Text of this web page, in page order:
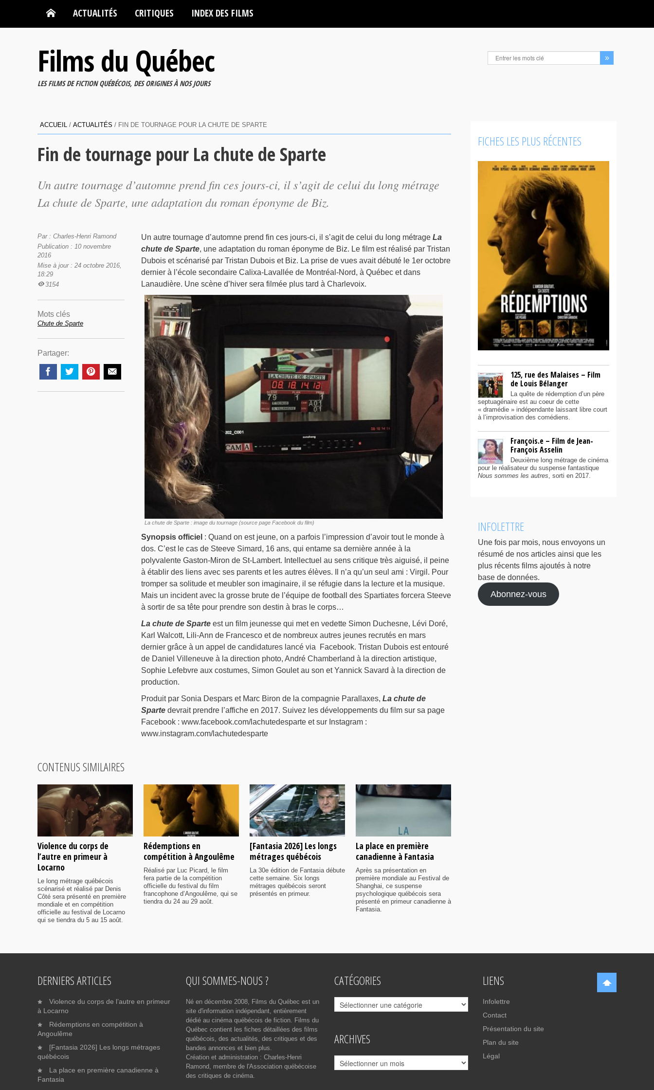
ACTUALITÉS CRITIQUES INDEX DES FILMS
Films du Québec
LES FILMS DE FICTION QUÉBÉCOIS, DES ORIGINES À NOS JOURS
ACCUEIL / ACTUALITÉS / FIN DE TOURNAGE POUR LA CHUTE DE SPARTE
Fin de tournage pour La chute de Sparte
Un autre tournage d’automne prend fin ces jours-ci, il s’agit de celui du long métrage
La chute de Sparte, une adaptation du roman éponyme de Biz.
Un autre tournage d’automne prend fin ces jours-ci, il s’agit de celui du long métrage La
chute de Sparte, une adaptation du roman éponyme de Biz. Le film est réalisé par Tristan
Dubois et scénarisé par Tristan Dubois et Biz. La prise de vues avait débuté le 1er octobre
dernier à l’école secondaire Calixa-Lavallée de Montréal-Nord, à Québec et dans
Lanaudière. Une scène d’hiver sera filmée plus tard à Charlevoix.
La chute de Sparte : image du tournage (source page Facebook du film)
Synopsis officiel : Quand on est jeune, on a parfois l’impression d’avoir tout le monde à
dos. C’est le cas de Steeve Simard, 16 ans, qui entame sa dernière année à la
polyvalente Gaston-Miron de St-Lambert. Intellectuel au sens critique très aiguisé, il peine
à établir des liens avec ses parents et les autres élèves. Il n’a qu’un seul ami : Virgil. Pour
tromper sa solitude et meubler son imaginaire, il se réfugie dans la lecture et la musique.
Mais un incident avec la grosse brute de l’équipe de football des Spartiates forcera Steeve
à sortir de sa tête pour prendre son destin à bras le corps…
La chute de Sparteest un film jeunesse qui met en vedette Simon Duchesne, Lévi Doré,
Karl Walcott, Lili-Ann de Francesco et de nombreux autres jeunes recrutés en mars
dernier grâce à un appel de candidatures lancé via Facebook. Tristan Dubois est entouré
de Daniel Villeneuve à la direction photo, André Chamberland à la direction artistique,
Sophie Lefebvre aux costumes, Simon Goulet au son et Yannick Savard à la direction de
production.
Produit par Sonia Despars et Marc Biron de la compagnie Parallaxes, La chute de
Spartedevrait prendre l’affiche en 2017. Suivez les développements du film sur sa page
Facebook : www.facebook.com/lachutedesparte et sur Instagram :
www.instagram.com/lachutedesparte
Par : Charles-Henri Ramond
Publication : 10 novembre
2016
Mise à jour : 24 octobre 2016,
18:29
3154
Mots clés
Chute de Sparte
Partager:
CONTENUS SIMILAIRES
Violence du corps de
l’autre en primeur à
Locarno
Le long métrage québécois
scénarisé et réalisé par Denis
Côté sera présenté en première
mondiale et en compétition
officielle au festival de Locarno
qui se tiendra du 5 au 15 août.
Rédemptions en
compétition à Angoulême
Réalisé par Luc Picard, le film
fera partie de la compétition
officielle du festival du film
francophone d’Angoulême, qui se
tiendra du 24 au 29 août.
[Fantasia 2026] Les longs
métrages québécois
La 30e édition de Fantasia débute
cette semaine. Six longs
métrages québécois seront
présentés en primeur.
La place en première
canadienne à Fantasia
Après sa présentation en
première mondiale au Festival de
Shanghai, ce suspense
psychologique québécois sera
présenté en primeur canadienne à
Fantasia.
FICHES LES PLUS RÉCENTES
125, rue des Malaises – Film
de Louis Bélanger
La quête de rédemption d’un père
septuagénaire est au coeur de cette
« dramédie » indépendante laissant libre court
à l’improvisation des comédiens.
François.e – Film de Jean-
François Asselin
Deuxième long métrage de cinéma
pour le réalisateur du suspense fantastique
Nous sommes les autres, sorti en 2017.
INFOLETTRE
Une fois par mois, nous envoyons un
résumé de nos articles ainsi que les
plus récents films ajoutés à notre
base de données.
Abonnez-vous
DERNIERS ARTICLES
Violence du corps de l’autre en primeur
à Locarno
Rédemptions en compétition à
Angoulême
[Fantasia 2026] Les longs métrages
québécois
La place en première canadienne à
Fantasia
QUI SOMMES-NOUS ?
Né en décembre 2008, Films du Québec est un
site d'information indépendant, entièrement
dédié au cinéma québécois de fiction. Films du
Québec contient les fiches détaillées des films
québécois, des actualités, des critiques et des
bandes annonces et bien plus.
Création et administration : Charles-Henri
Ramond, membre de l'Association québécoise
des critiques de cinéma.
CATÉGORIES
Catégories
ARCHIVES
Archives
LIENS
Infolettre
Contact
Présentation du site
Plan du site
Légal